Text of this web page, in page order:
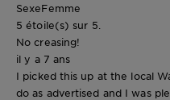
SexeFemme
5 étoile(s) sur 5.
No creasing!
il y a 7 ans
I picked this up at the local
do as advertised and I was